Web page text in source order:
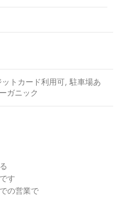
ットカード利用可, 駐車場あ
ガニック
す
の営業で